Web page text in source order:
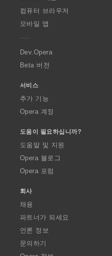
O
p
a
컴퓨터 브라우저
모바일 앱
Dev.Opera
Beta 버전
서비스
추가 기능
Opera 계정
도움이 필요하십니까?
도움말 및 지원
Opera 블로그
Opera 포럼
회사
채용
파트너가 되세요
언론 정보
문의하기